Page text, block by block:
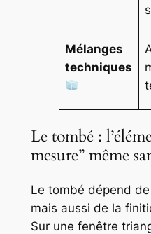
Mélanges
techniques
Le tombé :
mesure” même
Le tombé dépend
mais aussi de la
Sur une fenêtre